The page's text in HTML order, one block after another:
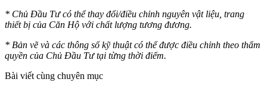
* Chủ Đầu Tư có thể thay đổi/điều chỉnh nguyên vật liệu, trang
thiết bị của Căn Hộ với chất lượng tương đương.
* Bản vẽ và các thông số kỹ thuật có thể được điều chỉnh theo thẩm
quyền của Chủ Đầu Tư tại từng thời điểm.
Bài viết cùng chuyên mục